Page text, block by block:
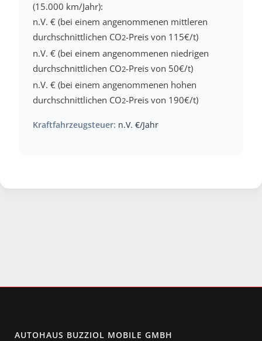
(15.000 km/Jahr):
n.V. € (bei einem angenommenen mittleren
durchschnittlichen CO2-Preis von 115€/t)
n.V. € (bei einem angenommenen niedrigen
durchschnittlichen CO2-Preis von 50€/t)
n.V. € (bei einem angenommenen hohen
durchschnittlichen CO2-Preis von 190€/t)
Kraftfahrzeugsteuer: n.V. €/Jahr
AUTOHAUS BUZZIOL MOBILE GMBH